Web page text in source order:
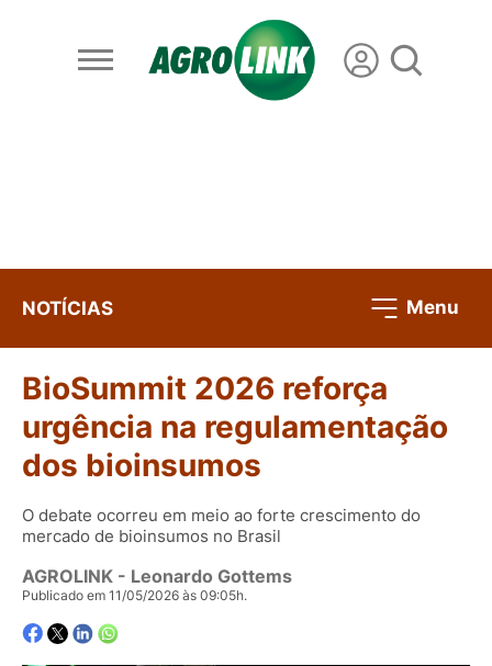
NOTÍCIAS Menu
BioSummit 2026 reforça
urgência na regulamentação
dos bioinsumos
O debate ocorreu em meio ao forte crescimento do
mercado de bioinsumos no Brasil
AGROLINK - Leonardo Gottems
Publicado em 11/05/2026 às 09:05h.